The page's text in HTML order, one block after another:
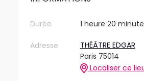
Durée 1 heure 20
Adresse
THÉÂTRE EDGAR
Paris 75014
Localiser ce